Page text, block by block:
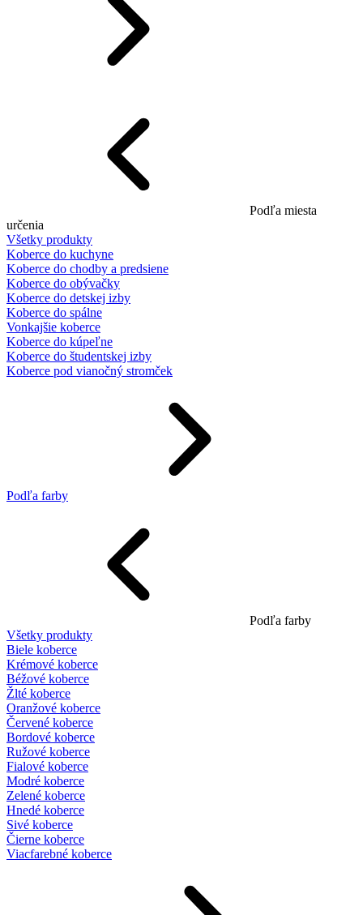
Podľa miesta
určenia
Všetky produkty
Koberce do kuchyne
Koberce do chodby a predsiene
Koberce do obývačky
Koberce do detskej izby
Koberce do spálne
Vonkajšie koberce
Koberce do kúpeľne
Koberce do študentskej izby
Koberce pod vianočný stromček
Podľa farby
Podľa farby
Všetky produkty
Biele koberce
Krémové koberce
Béžové koberce
Žlté koberce
Oranžové koberce
Červené koberce
Bordové koberce
Ružové koberce
Fialové koberce
Modré koberce
Zelené koberce
Hnedé koberce
Sivé koberce
Čierne koberce
Viacfarebné koberce